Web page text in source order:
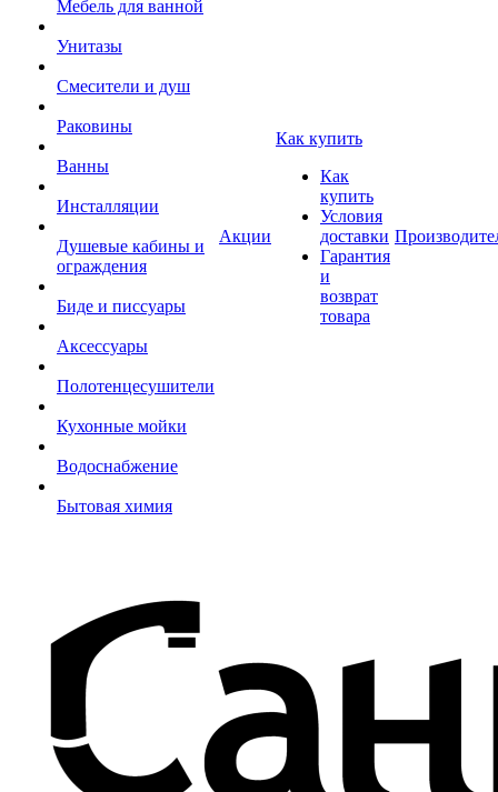
Мебель для ванной
Унитазы
Смесители и душ
Раковины
Ванны
Инсталляции
Душевые кабины и
ограждения
Биде и писсуары
Аксессуары
Полотенцесушители
Кухонные мойки
Водоснабжение
Бытовая химия
Акции
Как купить
Как
купить
Условия
доставки
Гарантия
и
возврат
товара